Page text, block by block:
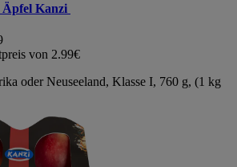
Äpfel Kanzi
von 2.99€
oder Neuseeland, Klasse I, 760 g, (1 kg